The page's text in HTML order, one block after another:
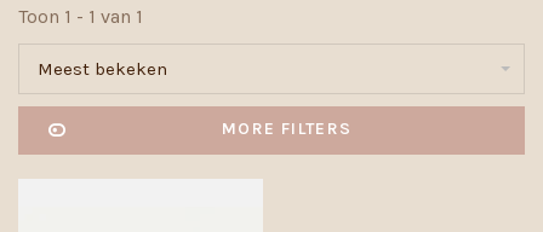
Toon 1 - 1 van 1
Meest bekeken
MORE FILTERS